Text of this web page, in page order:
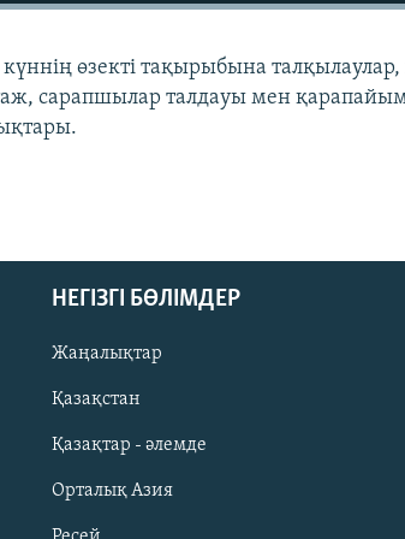
күннің өзекті тақырыбына
сарапшылар талдауы мен қарапайым
НЕГІЗГІ БӨЛІМДЕР
Жаңалықтар
Қазақстан
Қазақтар - әлемде
Орталық Азия